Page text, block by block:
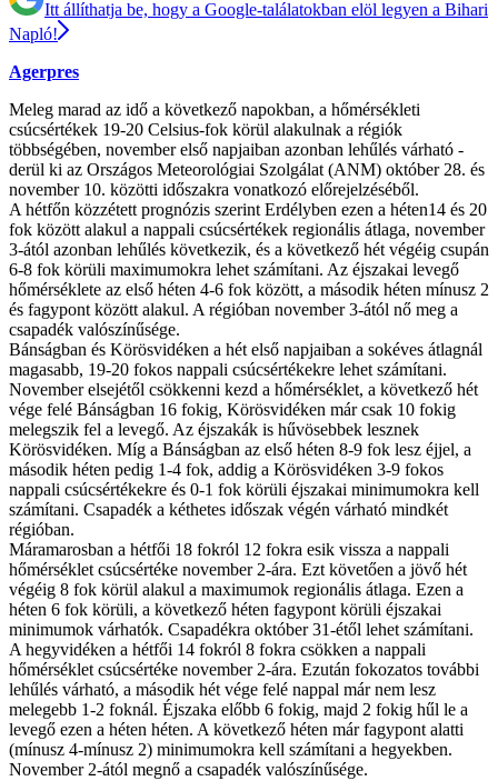
Itt állíthatja be, hogy a Google-találatokban elöl legyen a Bihari
Napló!
Agerpres
Meleg marad az idő a következő napokban, a hőmérsékleti
csúcsértékek 19-20 Celsius-fok körül alakulnak a régiók
többségében, november első napjaiban azonban lehűlés várható -
derül ki az Országos Meteorológiai Szolgálat (ANM) október 28. és
november 10. közötti időszakra vonatkozó előrejelzéséből.
A hétfőn közzétett prognózis szerint Erdélyben ezen a héten14 és 20
fok között alakul a nappali csúcsértékek regionális átlaga, november
3-ától azonban lehűlés következik, és a következő hét végéig csupán
6-8 fok körüli maximumokra lehet számítani. Az éjszakai levegő
hőmérséklete az első héten 4-6 fok között, a második héten mínusz 2
és fagypont között alakul. A régióban november 3-ától nő meg a
csapadék valószínűsége.
Bánságban és Körösvidéken a hét első napjaiban a sokéves átlagnál
magasabb, 19-20 fokos nappali csúcsértékekre lehet számítani.
November elsejétől csökkenni kezd a hőmérséklet, a következő hét
vége felé Bánságban 16 fokig, Körösvidéken már csak 10 fokig
melegszik fel a levegő. Az éjszakák is hűvösebbek lesznek
Körösvidéken. Míg a Bánságban az első héten 8-9 fok lesz éjjel, a
második héten pedig 1-4 fok, addig a Körösvidéken 3-9 fokos
nappali csúcsértékekre és 0-1 fok körüli éjszakai minimumokra kell
számítani. Csapadék a kéthetes időszak végén várható mindkét
régióban.
Máramarosban a hétfői 18 fokról 12 fokra esik vissza a nappali
hőmérséklet csúcsértéke november 2-ára. Ezt követően a jövő hét
végéig 8 fok körül alakul a maximumok regionális átlaga. Ezen a
héten 6 fok körüli, a következő héten fagypont körüli éjszakai
minimumok várhatók. Csapadékra október 31-étől lehet számítani.
A hegyvidéken a hétfői 14 fokról 8 fokra csökken a nappali
hőmérséklet csúcsértéke november 2-ára. Ezután fokozatos további
lehűlés várható, a második hét vége felé nappal már nem lesz
melegebb 1-2 foknál. Éjszaka előbb 6 fokig, majd 2 fokig hűl le a
levegő ezen a héten héten. A következő héten már fagypont alatti
(mínusz 4-mínusz 2) minimumokra kell számítani a hegyekben.
November 2-ától megnő a csapadék valószínűsége.